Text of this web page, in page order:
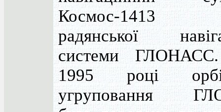
Космос-1413
радянської
системи
1995 році
угруповання